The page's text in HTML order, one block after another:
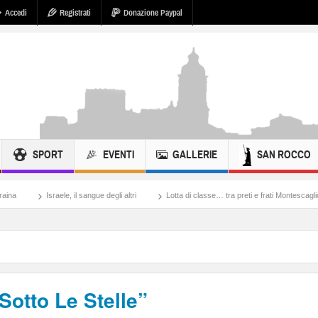
Accedi Registrati Donazione Paypal
SPORT EVENTI GALLERIE SAN ROCCO
il sangue degli altri Lotta di classe… tra preti e frati Montescaglioso
Le Stelle”